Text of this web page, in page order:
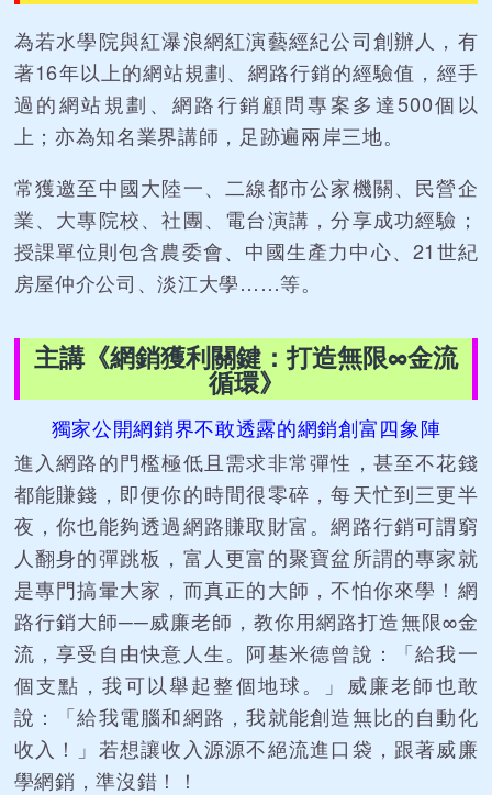
為若水學院與紅瀑浪網紅演藝經紀公司創辦人，有
著16年以上的網站規劃、網路行銷的經驗值，經手
過的網站規劃、網路行銷顧問專案多達500個以
上；亦為知名業界講師，足跡遍兩岸三地。
常獲邀至中國大陸一、二線都市公家機關、民營企
業、大專院校、社團、電台演講，分享成功經驗；
授課單位則包含農委會、中國生產力中心、21世紀
房屋仲介公司、淡江大學……等。
主講《網銷獲利關鍵：打造無限∞金流
循環》
獨家公開網銷界不敢透露的網銷創富四象陣
進入網路的門檻極低且需求非常彈性，甚至不花錢
都能賺錢，即便你的時間很零碎，每天忙到三更半
夜，你也能夠透過網路賺取財富。網路行銷可謂窮
人翻身的彈跳板，富人更富的聚寶盆所謂的專家就
是專門搞暈大家，而真正的大師，不怕你來學！網
路行銷大師──威廉老師，教你用網路打造無限∞金
流，享受自由快意人生。阿基米德曾說：「給我一
個支點，我可以舉起整個地球。」威廉老師也敢
說：「給我電腦和網路，我就能創造無比的自動化
收入！」若想讓收入源源不絕流進口袋，跟著威廉
學網銷，準沒錯！！